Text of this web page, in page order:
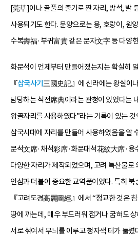
[莞草]이나 골풀의 줄기로 짠 자리, 방석, 발
사용되기도 한다. 문양으로는 용, 호랑이, 원
수복壽福·부귀富貴 같은 문자文字 등 다양
화문석이 언제부터 만들어졌는지는 확실히
『삼국사기三國史記』에 신라에는 왕실이
담당하는 석전席典이라는 관청이 있었다는
왕골자리를 사용하였다”라는 기록이 있는 것
삼국시대에 자리를 만들어 사용하였음을 알
문석文席·채석彩席·화문대석花紋大席·용
다양한 자리가 제작되었으며, 고려 특산물로
인삼과 더불어 중요한 교역품이었다. 특히
『고려도경高麗圖經』에서 “정교한 것은
땅에 까는데, 매우 부드러워 접거나 굽혀도
서로 섞여서 무늬를 이루고 청자색 테가 둘